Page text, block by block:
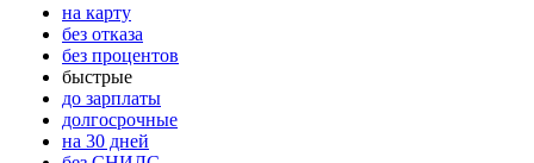
на карту
без отказа
без процентов
быстрые
до зарплаты
долгосрочные
на 30 дней